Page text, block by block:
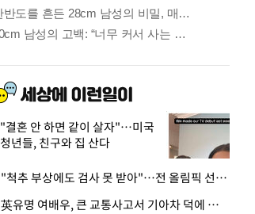
"결혼 안 하면 같이 살자"…미국
청년들, 친구와 집 산다
· "척추 부상에도 검사 못 받아"…전 올림픽 선수, 美봅슬레이협회 상대 소송
· 英유명 여배우, 큰 교통사고서 기아차 덕에 살았다